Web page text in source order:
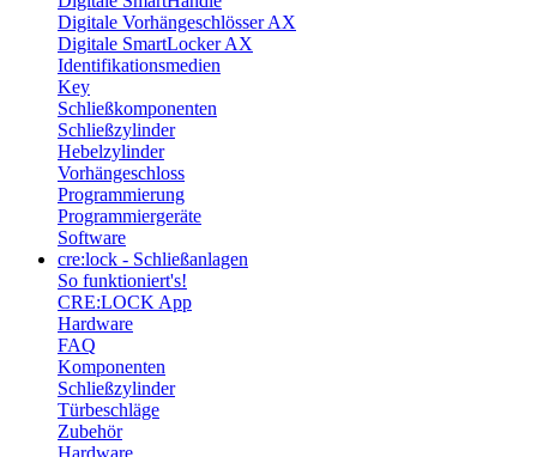
Digitale Vorhängeschlösser AX
Digitale SmartLocker AX
Identifikationsmedien
Key
Schließkomponenten
Schließzylinder
Hebelzylinder
Vorhängeschloss
Programmierung
Programmiergeräte
Software
cre:lock - Schließanlagen
So funktioniert's!
CRE:LOCK App
Hardware
FAQ
Komponenten
Schließzylinder
Türbeschläge
Zubehör
Hardware